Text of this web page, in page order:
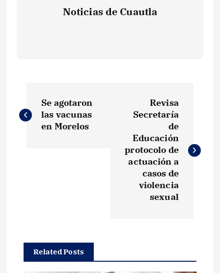
Noticias de Cuautla
a
c
Se agotaron
las vacunas
en Morelos
Revisa
Secretaría
de
Educación
protocolo de
actuación a
casos de
violencia
sexual
Related Posts